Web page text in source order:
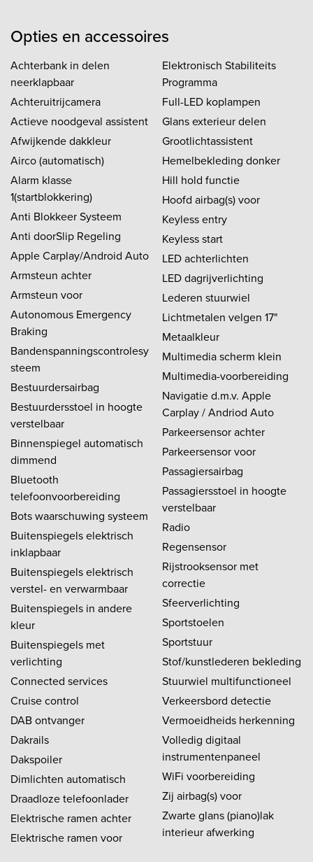
Opties en accessoires
Achterbank in delen
neerklapbaar
Achteruitrijcamera
Actieve noodgeval assistent
Afwijkende dakkleur
Airco (automatisch)
Alarm klasse
1(startblokkering)
Anti Blokkeer Systeem
Anti doorSlip Regeling
Apple Carplay/Android Auto
Armsteun achter
Armsteun voor
Autonomous Emergency
Braking
Bandenspanningscontrolesy
steem
Bestuurdersairbag
Bestuurdersstoel in hoogte
verstelbaar
Binnenspiegel automatisch
dimmend
Bluetooth
telefoonvoorbereiding
Bots waarschuwing systeem
Buitenspiegels elektrisch
inklapbaar
Buitenspiegels elektrisch
verstel- en verwarmbaar
Buitenspiegels in andere
kleur
Buitenspiegels met
verlichting
Connected services
Cruise control
DAB ontvanger
Dakrails
Dakspoiler
Dimlichten automatisch
Draadloze telefoonlader
Elektrische ramen achter
Elektrische ramen voor
Elektronisch Stabiliteits
Programma
Full-LED koplampen
Glans exterieur delen
Grootlichtassistent
Hemelbekleding donker
Hill hold functie
Hoofd airbag(s) voor
Keyless entry
Keyless start
LED achterlichten
LED dagrijverlichting
Lederen stuurwiel
Lichtmetalen velgen 17"
Metaalkleur
Multimedia scherm klein
Multimedia-voorbereiding
Navigatie d.m.v. Apple
Carplay / Andriod Auto
Parkeersensor achter
Parkeersensor voor
Passagiersairbag
Passagiersstoel in hoogte
verstelbaar
Radio
Regensensor
Rijstrooksensor met
correctie
Sfeerverlichting
Sportstoelen
Sportstuur
Stof/kunstlederen bekleding
Stuurwiel multifunctioneel
Verkeersbord detectie
Vermoeidheids herkenning
Volledig digitaal
instrumentenpaneel
WiFi voorbereiding
Zij airbag(s) voor
Zwarte glans (piano)lak
interieur afwerking